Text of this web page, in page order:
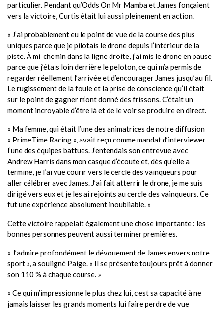
particulier. Pendant qu’Odds On Mr Mamba et James fonçaient
vers la victoire, Curtis était lui aussi pleinement en action.
« J’ai probablement eu le point de vue de la course des plus
uniques parce que je pilotais le drone depuis l’intérieur de la
piste. À mi-chemin dans la ligne droite, j’ai mis le drone en pause
parce que j’étais loin derrière le peloton, ce qui m’a permis de
regarder réellement l’arrivée et d’encourager James jusqu’au fil.
Le rugissement de la foule et la prise de conscience qu’il était
sur le point de gagner m’ont donné des frissons. C’était un
moment incroyable d’être là et de le voir se produire en direct.
« Ma femme, qui était l’une des animatrices de notre diffusion
« PrimeTime Racing », avait reçu comme mandat d’interviewer
l’une des équipes battues. J’entendais son entrevue avec
Andrew Harris dans mon casque d’écoute et, dès qu’elle a
terminé, je l’ai vue courir vers le cercle des vainqueurs pour
aller célébrer avec James. J’ai fait atterrir le drone, je me suis
dirigé vers eux et je les ai rejoints au cercle des vainqueurs. Ce
fut une expérience absolument inoubliable. »
Cette victoire rappelait également une chose importante : les
bonnes personnes peuvent aussi terminer premières.
« J’admire profondément le dévouement de James envers notre
sport », a souligné Paige. « Il se présente toujours prêt à donner
son 110 % à chaque course. »
« Ce qui m’impressionne le plus chez lui, c’est sa capacité à ne
jamais laisser les grands moments lui faire perdre de vue